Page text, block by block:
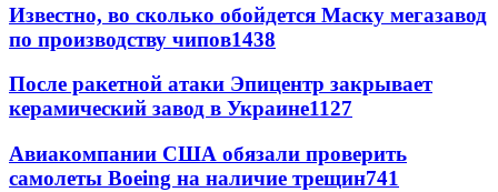
Известно, во сколько обойдется Маску мегазавод
по производству чипов1438
После ракетной атаки Эпицентр закрывает
керамический завод в Украине1127
Авиакомпании США обязали проверить
самолеты Boeing на наличие трещин741